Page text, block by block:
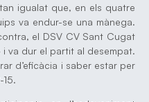
igualat que, en els quatre
va endur-se una mànega.
el DSV CV Sant Cugat
va dur el partit al desempat.
d’eficàcia i saber estar per